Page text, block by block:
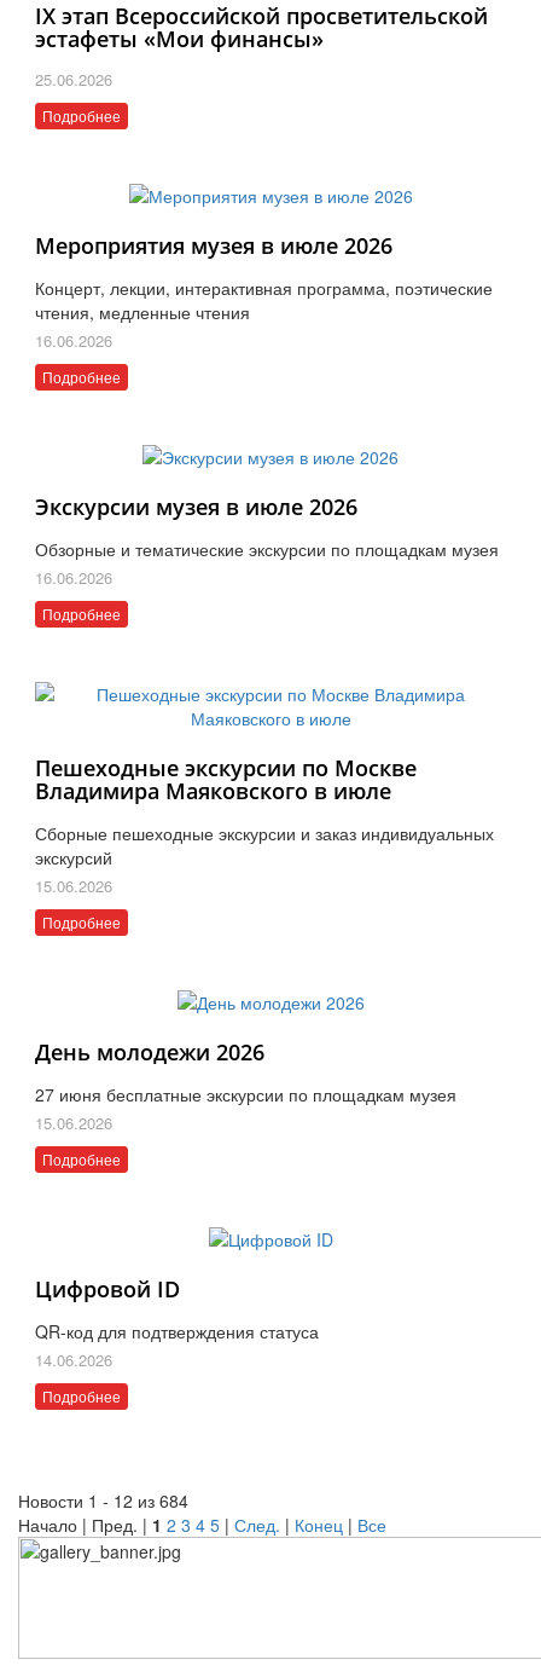
IX этап Всероссийской просветительской
эстафеты «Мои финансы»
25.06.2026
Подробнее
Мероприятия музея в июле 2026
Концерт, лекции, интерактивная программа, поэтические
чтения, медленные чтения
16.06.2026
Подробнее
Экскурсии музея в июле 2026
Обзорные и тематические экскурсии по площадкам музея
16.06.2026
Подробнее
Пешеходные экскурсии по Москве
Владимира Маяковского в июле
Сборные пешеходные экскурсии и заказ индивидуальных
экскурсий
15.06.2026
Подробнее
День молодежи 2026
27 июня бесплатные экскурсии по площадкам музея
15.06.2026
Подробнее
Цифровой ID
QR-код для подтверждения статуса
14.06.2026
Подробнее
Новости 1 - 12 из 684
Начало | Пред. | 1 2 3 4 5 | След. | Конец | Все